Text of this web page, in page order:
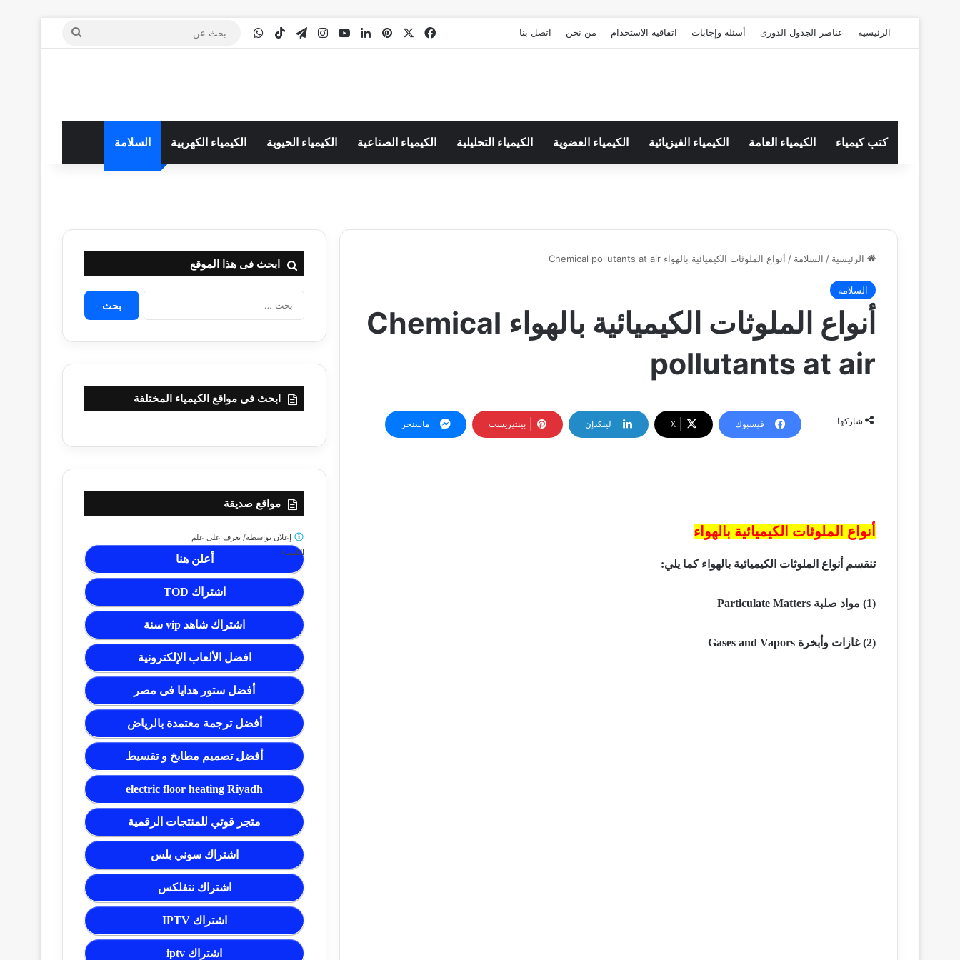
الرئيسية عناصر الجدول الدورى أسئلة وإجابات اتفاقية الاستخدام من نحن اتصل بنا فيسبوك بينتيريست
لينكدإن‫YouTube
انستقرام
تيلقرام ‫TikTokواتساب
بحث
كتب كيمياء الكيمياء العامة الكيمياء الفيزيائية الكيمياء العضوية الكيمياء التحليلية الكيمياء الصناعية الكيمياء الحيوية الكيمياء الكهربية السلامة
الرئيسية / السلامة / أنواع الملوثات الكيميائية بالهواء Chemical pollutants at air
السلامة
أنواع الملوثات الكيميائية بالهواء Chemical
pollutants at air
شاركها فيسبوك ‫X لينكدإن بينتيريست ماسنجر
أنواع الملوثات الكيميائية بالهواء
تنقسم أنواع الملوثات الكيميائية بالهواء كما يلي:
(1) مواد صلبة Particulate Matters
(2) غازات وأبخرة Gases and Vapors
ابحث فى هذا الموقع
البحث
ابحث فى مواقع الكيمياء المختلفة
مواقع صديقة
أعلن هنا
اشتراك TOD
اشتراك شاهد vip سنة
افضل الألعاب الإلكترونية
أفضل ستور هدايا فى مصر
أفضل ترجمة معتمدة بالرياض
أفضل تصميم مطابخ و تقسيط
electric floor heating Riyadh
متجر قوتي للمنتجات الرقمية
اشتراك سوني بلس
اشتراك نتفلكس
اشتراك IPTV
اشتراك iptv
إعلان بواسطة/تعرف على علم
الكيمياء